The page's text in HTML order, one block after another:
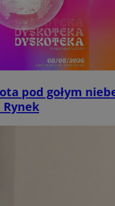
pod gołym